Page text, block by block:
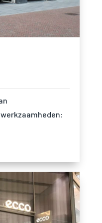
website goed te laten
functioneren. Deze
categorie bevat
alleen cookies die
persoonlijke
functionaliteit
en structuur
van de
website te
kunnen
verbeteren op
basis van hoe